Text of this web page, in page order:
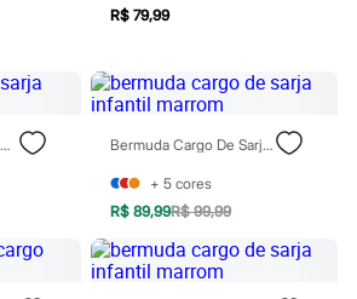
R$ 79,99
Bermuda Infantil Sarja Bege Bermuda Cargo De Sarja Infantil Marrom
+ 5 cores
R$ 89,99R$ 99,99